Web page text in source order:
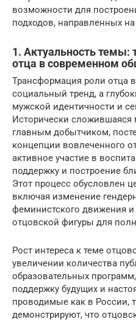
возможности для
подходов, направленных
1. Актуальность темы:
отца в современном
Трансформация роли отца
социальный тренд, а
мужской идентичности и
Исторически сложившаяся
главным добытчиком,
концепции вовлеченного
активное участие в
поддержку и построение
Этот процесс обусловлен
включая изменение
феминистского движения
отцовской фигуры для
Рост интереса к теме
увеличении количества
образовательных
поддержку будущих и
проводимые как в России,
демонстрируют, что